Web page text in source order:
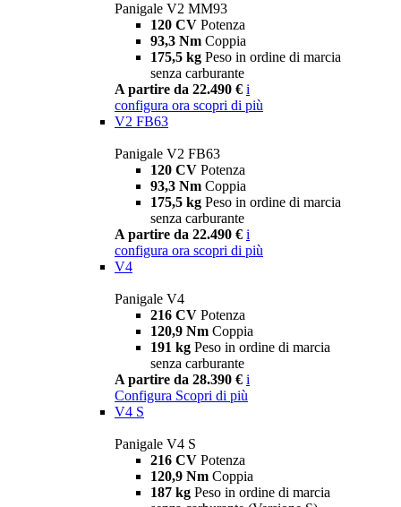
Panigale V2 MM93
120 CV Potenza
93,3 Nm Coppia
175,5 kg Peso in ordine di marcia
senza carburante
A partire da 22.490 € i
configura ora scopri di più
V2 FB63
Panigale V2 FB63
120 CV Potenza
93,3 Nm Coppia
175,5 kg Peso in ordine di marcia
senza carburante
A partire da 22.490 € i
configura ora scopri di più
V4
Panigale V4
216 CV Potenza
120,9 Nm Coppia
191 kg Peso in ordine di marcia
senza carburante
A partire da 28.390 € i
Configura Scopri di più
V4 S
Panigale V4 S
216 CV Potenza
120,9 Nm Coppia
187 kg Peso in ordine di marcia